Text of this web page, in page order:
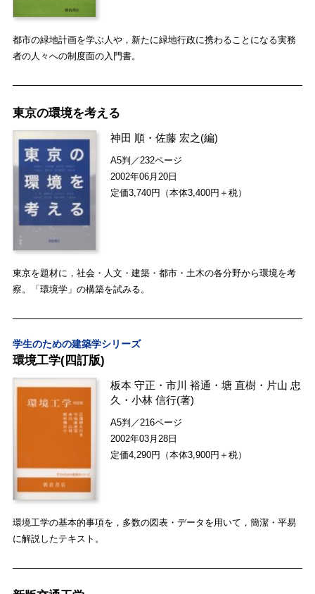
都市の緑地計画を学ぶ人や，新たに緑地行政に携わることになる実務
者の人々への制度面の入門書。
東京の環境を考える
神田 順 ・佐藤 宏之(編)
A5判／232ページ
2002年06月20日
定価3,740円（本体3,400円＋税）
東京を題材に，社会・人文・建築・都市・土木の各分野から環境を考
察。「環境学」の構築を試みる。
学生のための建築学シリーズ
環境工学(四訂版)
板本 守正 ・市川 裕通 ・塘 直樹 ・ 片山 忠
久 ・小林 信行(著)
A5判／216ページ
2002年03月28日
定価4,290円（本体3,900円＋税）
環境工学の基本的事項を，多数の図表・データを用いて，簡潔・平易
に解説したテキスト。